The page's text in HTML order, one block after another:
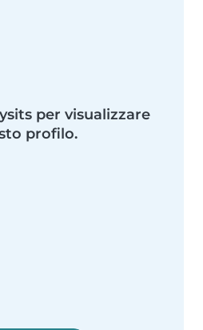
per visualizzare
profilo.